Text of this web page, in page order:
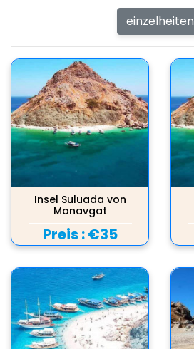
einzelheiten
Insel Suluada von
Manavgat
Preis :€35